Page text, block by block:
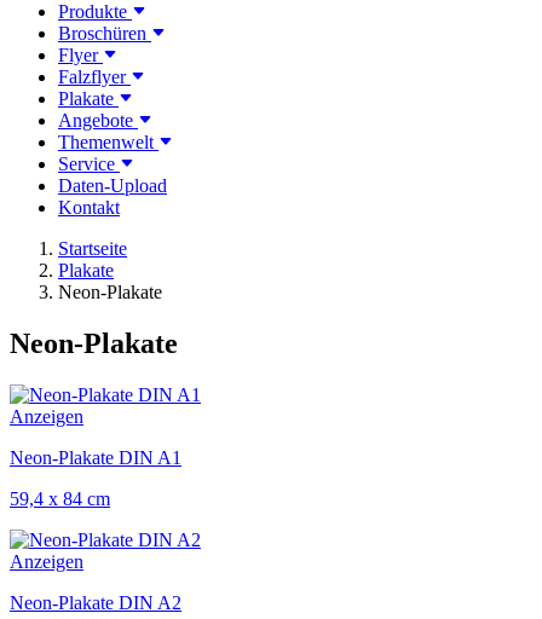
Produkte
Broschüren
Flyer
Falzflyer
Plakate
Angebote
Themenwelt
Service
Daten-Upload
Kontakt
Startseite
Plakate
Neon-Plakate
Neon-Plakate
Anzeigen
Neon-Plakate DIN A1
59,4 x 84 cm
Anzeigen
Neon-Plakate DIN A2